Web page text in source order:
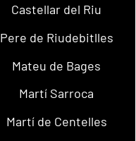
Castellar del Riu
Pere de Riudebitlles
Mateu de Bages
Martí Sarroca
Martí de Centelles